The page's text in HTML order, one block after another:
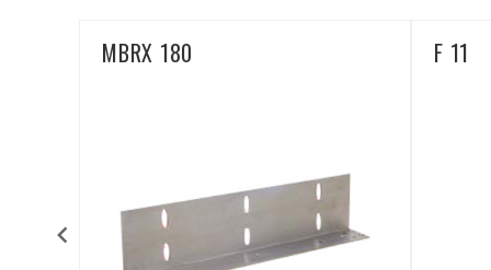
MBRX 180 F 11